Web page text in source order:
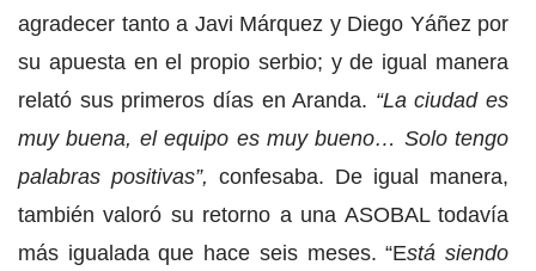
agradecer tanto a Javi Márquez y Diego Yáñez por
su apuesta en el propio serbio; y de igual manera
relató sus primeros días en Aranda. “La ciudad es
muy buena, el equipo es muy bueno… Solo tengo
palabras positivas”, confesaba. De igual manera,
también valoró su retorno a una ASOBAL todavía
más igualada que hace seis meses. “Está siendo